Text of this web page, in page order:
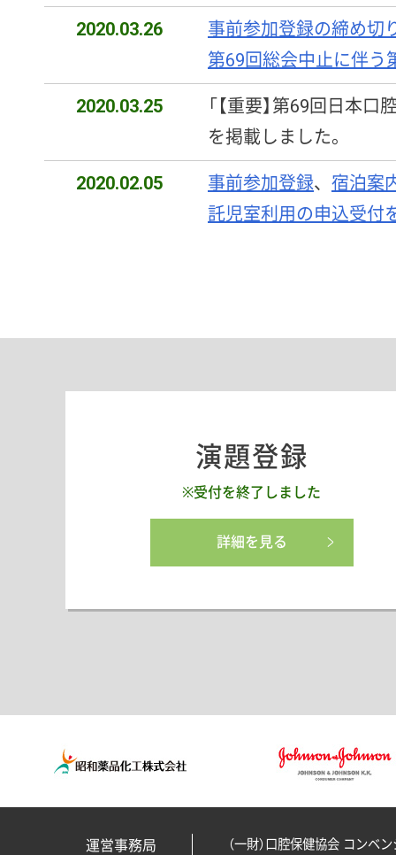
2020.03.26
事前参加登録の締め切
第69回総会中止に伴う
2020.03.25
「【重要】第69回日本
を掲載しました。
2020.02.05 事前参加登録、 宿泊案
託児室利用の申込受付
2019.12.10 演題登録の締め切りを
プログラムを掲載しま
学会長挨拶を掲載しま
2019.10.02
演題登録を開始しまし
Webサイトを公開しま
演題登録
※受付を終了しました
詳細を見る
運営事務局
（一財）口腔保健協会 コンベ